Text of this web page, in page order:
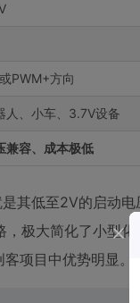
PWM+方向
人、小车、3.7V设备
兼容、成本极低
其低至2V的启动
，极大简化了小型
项目中优势明显。